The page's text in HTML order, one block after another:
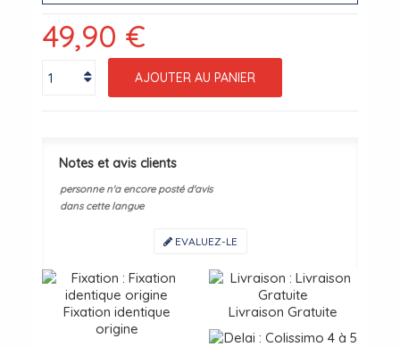
49,90 €
AJOUTER AU PANIER
Notes et avis clients
personne n'a encore posté d'avis
dans cette langue
EVALUEZ-LE
Fixation identique
origine
Livraison Gratuite